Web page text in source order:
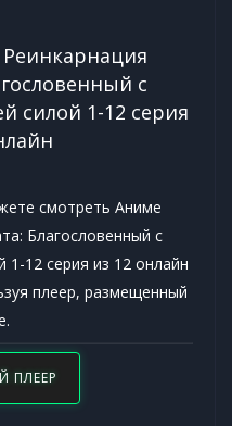
с
силой 1-12 серия
смотреть Аниме
Благословенный с
12 серия из 12 онлайн
плеер, размещенный
ПЛЕЕР